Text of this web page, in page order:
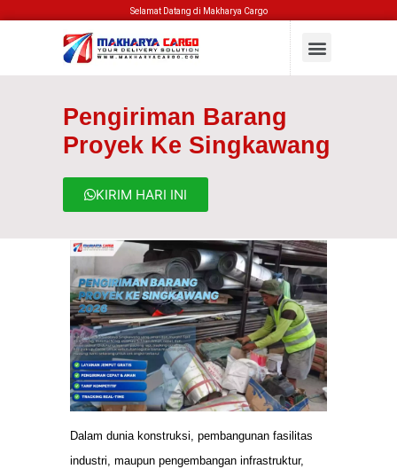
Selamat Datang di Makharya Cargo
Pengiriman Barang
Proyek Ke Singkawang
KIRIM HARI INI
Dalam dunia konstruksi, pembangunan fasilitas
industri, maupun pengembangan infrastruktur,